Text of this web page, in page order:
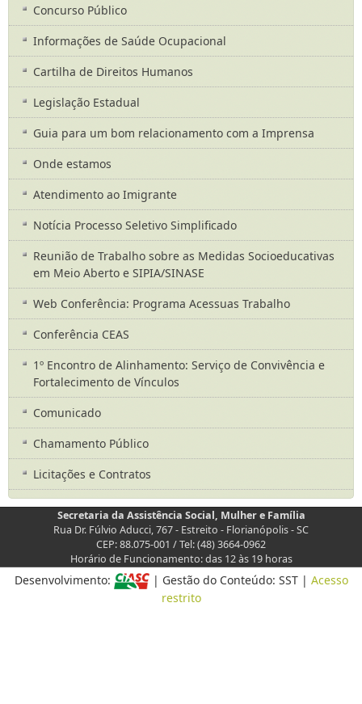
Concurso Público
Informações de Saúde Ocupacional
Cartilha de Direitos Humanos
Legislação Estadual
Guia para um bom relacionamento com a Imprensa
Onde estamos
Atendimento ao Imigrante
Notícia Processo Seletivo Simplificado
Reunião de Trabalho sobre as Medidas Socioeducativas
em Meio Aberto e SIPIA/SINASE
Web Conferência: Programa Acessuas Trabalho
Conferência CEAS
1º Encontro de Alinhamento: Serviço de Convivência e
Fortalecimento de Vínculos
Comunicado
Chamamento Público
Licitações e Contratos
Secretaria da Assistência Social, Mulher e Família
Rua Dr. Fúlvio Aducci, 767 - Estreito - Florianópolis - SC
CEP: 88.075-001 / Tel: (48) 3664-0962
Horário de Funcionamento: das 12 às 19 horas
Desenvolvimento: | Gestão do Conteúdo: SST | Acesso
restrito